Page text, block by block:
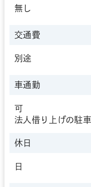
無し
交通費
別途
車通勤
可
法人借り上げの駐
休日
日